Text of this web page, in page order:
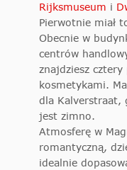
Rijksmuseum i
Pierwotnie miał
Obecnie w
centrów
znajdziesz
kosmetykami.
dla Kalverstraat,
jest zimno.
Atmosferę w
romantyczną,
idealnie